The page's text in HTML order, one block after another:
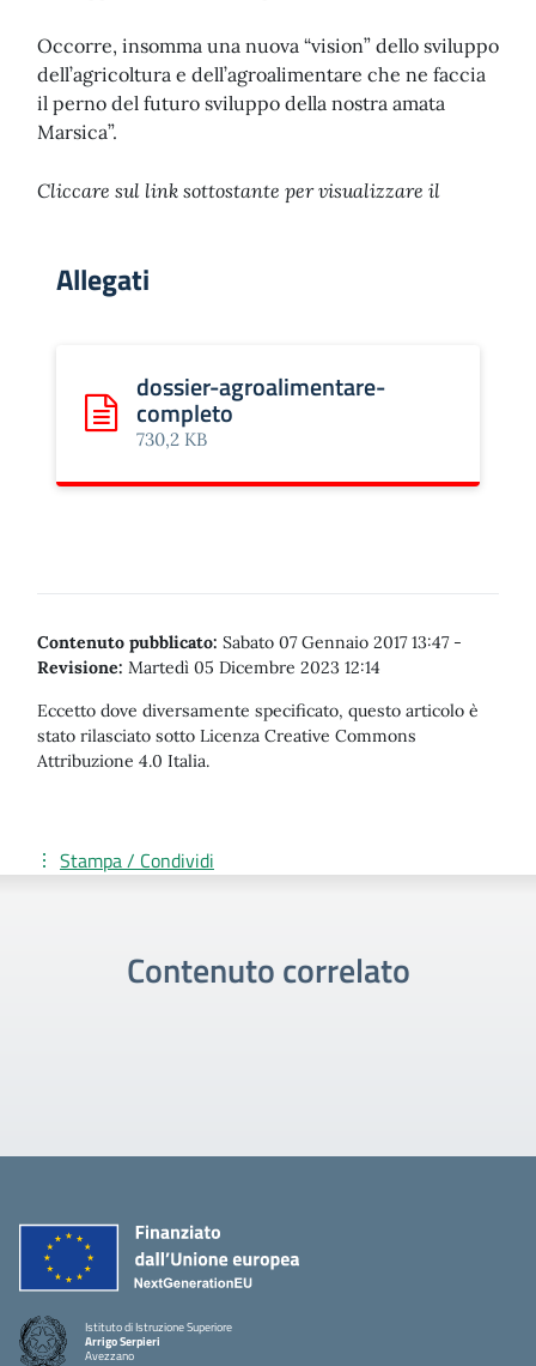
Occorre, insomma una nuova “vision” dello sviluppo
dell’agricoltura e dell’agroalimentare che ne faccia
il perno del futuro sviluppo della nostra amata
Marsica”.
Cliccare sul link sottostante per visualizzare il
Allegati
Scarica: dossier-agroalimentare-completo
dossier-agroalimentare-
completo
730,2 KB
Contenuto pubblicato: Sabato 07 Gennaio 2017 13:47 -
Revisione: Martedì 05 Dicembre 2023 12:14
Eccetto dove diversamente specificato, questo articolo è
stato rilasciato sotto Licenza Creative Commons
Attribuzione 4.0 Italia.
Stampa / Condividi
Contenuto correlato
Istituto di Istruzione Superiore
Arrigo Serpieri
Avezzano